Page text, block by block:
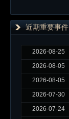
近期重要事件
2026-08-25
2026-08-05
2026-08-05
2026-07-30
2026-07-24